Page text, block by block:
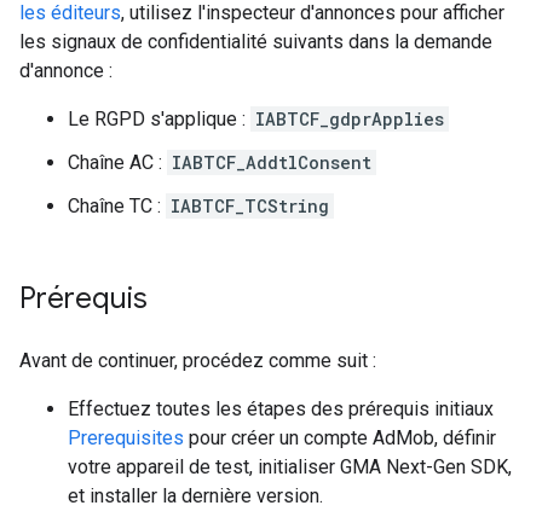
les éditeurs, utilisez l'inspecteur d'annonces pour afficher
les signaux de confidentialité suivants dans la demande
d'annonce :
Le RGPD s'applique : IABTCF_gdprApplies
Chaîne AC : IABTCF_AddtlConsent
Chaîne TC : IABTCF_TCString
Prérequis
Avant de continuer, procédez comme suit :
Effectuez toutes les étapes des prérequis initiaux
Prerequisites pour créer un compte AdMob, définir
votre appareil de test, initialiser GMA Next-Gen SDK,
et installer la dernière version.